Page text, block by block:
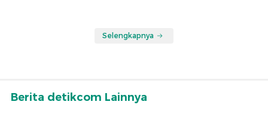
Selengkapnya
Berita detikcom Lainnya